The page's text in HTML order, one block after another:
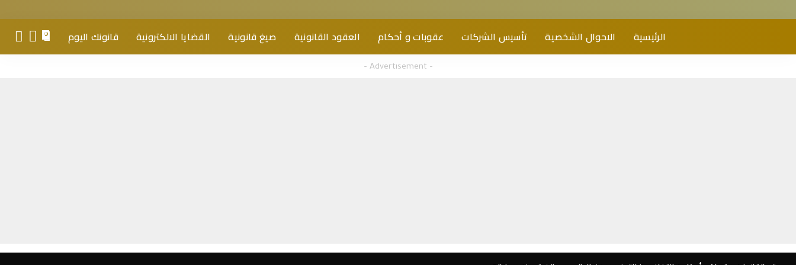
الرئيسية الاحوال الشخصية تأسيس الشركات عقوبات و أحكام العقود القانونية صيغ قانونية القضايا الالكترونية قانونك اليوم 0
– Advertisement –